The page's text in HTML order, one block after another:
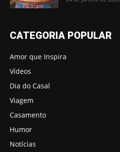
CATEGORIA POPULAR
Amor que Inspira
Vídeos
Dia do Casal
Viagem
Casamento
Humor
Notícias